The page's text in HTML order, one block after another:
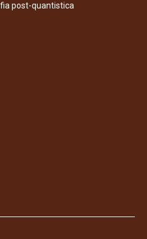
post-quantistica